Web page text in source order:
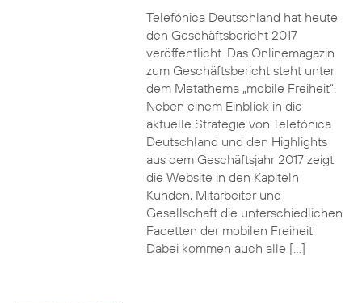
Telefónica Deutschland hat heute
den Geschäftsbericht 2017
veröffentlicht. Das Onlinemagazin
zum Geschäftsbericht steht unter
dem Metathema „mobile Freiheit“.
Neben einem Einblick in die
aktuelle Strategie von Telefónica
Deutschland und den Highlights
aus dem Geschäftsjahr 2017 zeigt
die Website in den Kapiteln
Kunden, Mitarbeiter und
Gesellschaft die unterschiedlichen
Facetten der mobilen Freiheit.
Dabei kommen auch alle […]